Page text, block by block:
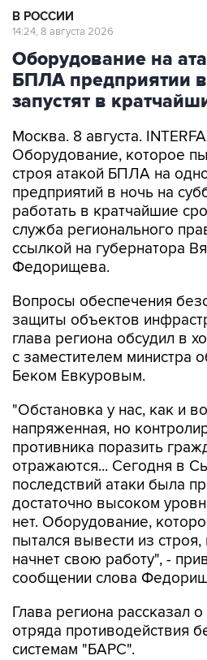
В РОССИИ
14:24, 8 августа 2026
Оборудование на
БПЛА предприятии
запустят в
Москва. 8 августа.
Оборудование, которое
строя атакой БПЛА на
предприятий в ночь на
работать в кратчайшие
служба регионального
ссылкой на губернатора
Федорищева.
Вопросы обеспечения
защиты объектов
глава региона обсудил в
с заместителем
Беком Евкуровым.
"Обстановка у нас, как и
напряженная, но
противника поразить
отражаются... Сегодня в
последствий атаки была
достаточно высоком
нет. Оборудование,
пытался вывести из
начнет свою работу", -
сообщении слова
Глава региона рассказал
отряда противодействия
системам "БАРС".